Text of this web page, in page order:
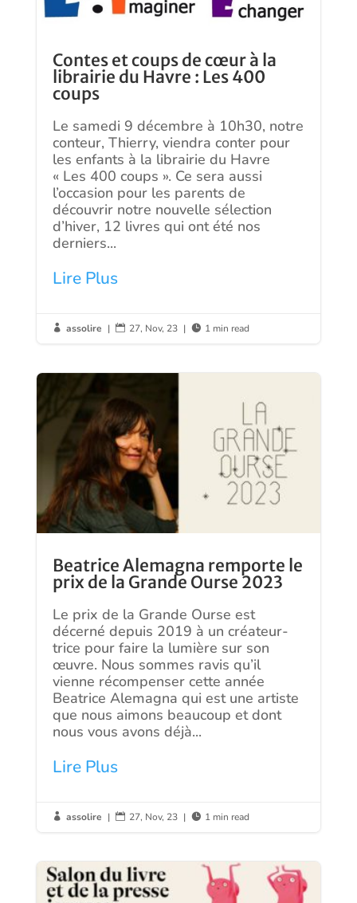
Contes et coups de cœur à la
librairie du Havre : Les 400
coups
Le samedi 9 décembre à 10h30, notre
conteur, Thierry, viendra conter pour
les enfants à la librairie du Havre
« Les 400 coups ». Ce sera aussi
l’occasion pour les parents de
découvrir notre nouvelle sélection
d’hiver, 12 livres qui ont été nos
derniers...
Lire Plus
 assolire |  27, Nov, 23 |  1 min read
Beatrice Alemagna remporte le
prix de la Grande Ourse 2023
Le prix de la Grande Ourse est
décerné depuis 2019 à un créateur-
trice pour faire la lumière sur son
œuvre. Nous sommes ravis qu’il
vienne récompenser cette année
Beatrice Alemagna qui est une artiste
que nous aimons beaucoup et dont
nous vous avons déjà...
Lire Plus
 assolire |  27, Nov, 23 |  1 min read